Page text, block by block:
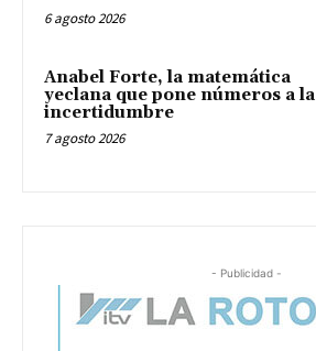
6 agosto 2026
Anabel Forte, la matemática
yeclana que pone números a la
incertidumbre
7 agosto 2026
- Publicidad -